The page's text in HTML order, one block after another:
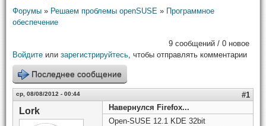
Форумы » Решаем проблемы openSUSE » Программное
обеспечение
9 сообщений / 0 новое
Войдите или зарегистрируйтесь, чтобы отправлять комментарии
Последнее сообщение
ср, 08/08/2012 - 00:44 #1
Lork
Навернулся Firefox...
Open-SUSE 12.1 KDE 32bit